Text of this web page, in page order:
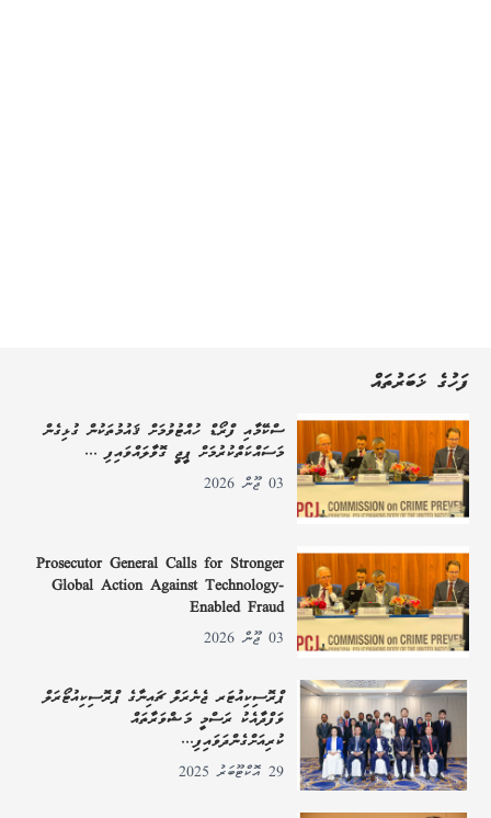
ފަހުގެ ޚަބަރުތައް
ސްކޭމާއި ފްރޯޑް ހުއްޓުވުމަށް ޤައުމުތަކުން ގުޅިގެން
މަސައްކަތްކުރުމަށް ޕީޖީ ގޮވާލައްވައިފި ...
03 ޖޫން 2026
Prosecutor General Calls for Stronger
Global Action Against Technology-
Enabled Fraud
03 ޖޫން 2026
ޕްރޮސިކިއުޓަރ ޖެނެރަލް ޗައިނާގެ ޕްރޮސިކިއުޓޯރަލް
ވަފްދާއެކު ރަސްމީ މަޝްވަރާތައް
ކުރިއަށްގެންދަވައިފި...
29 އޮކްޓޫބަރު 2025